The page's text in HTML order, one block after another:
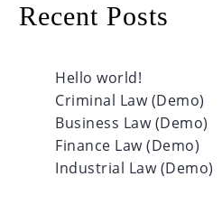
Recent Posts
Hello world!
Criminal Law (Demo)
Business Law (Demo)
Finance Law (Demo)
Industrial Law (Demo)